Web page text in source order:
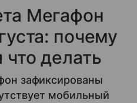
Мегафон
почему
что делать
зафиксированы
мобильный